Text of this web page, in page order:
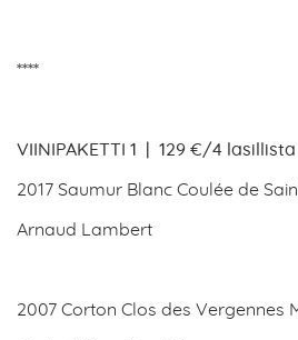
****
VIINIPAKETTI 1 | 129 €/4 lasillista
2017 Saumur Blanc Coulée de
Arnaud Lambert
2007 Corton Clos des Vergennes